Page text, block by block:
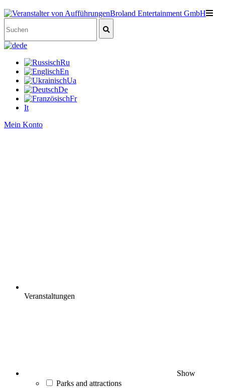
de
Ru
En
Ua
De
Fr
It
Mein Konto
Veranstaltungen
Show
Parks and attractions